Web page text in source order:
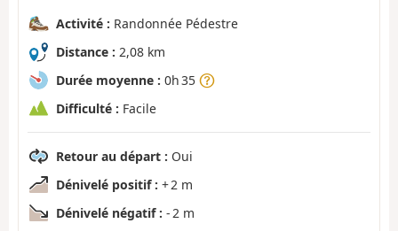
Activité : Randonnée Pédestre
Distance : 2,08 km
Durée moyenne : 0h 35
Difficulté : Facile
Retour au départ : Oui
Dénivelé positif : + 2 m
Dénivelé négatif : - 2 m